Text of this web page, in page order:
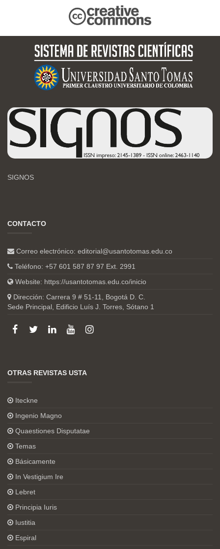
SIGNOS
CONTACTO
Correo electrónico: editorial@usantotomas.edu.co
Teléfono: +57 601 587 87 97 Ext. 2991
Website: https://usantotomas.edu.co/inicio
Dirección: Carrera 9 # 51-11, Bogotá D. C.
Sede Principal, Edificio Luís J. Torres, Sótano 1
OTRAS REVISTAS USTA
Iteckne
Ingenio Magno
Quaestiones Disputatae
Temas
Básicamente
In Vestigium Ire
Lebret
Principia Iuris
Iustitia
Espiral